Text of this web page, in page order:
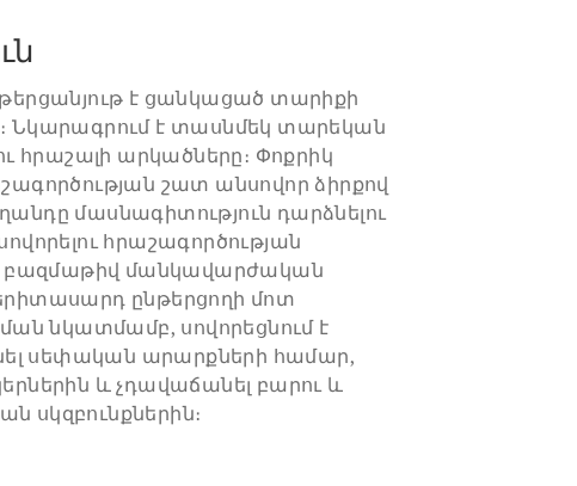
է ցանկացած տարիքի
Նկարագրում է տասնմեկ տարեկան
հրաշալի արկածները։ Փոքրիկ
շատ անսովոր ձիրքով
մասնագիտություն դարձնելու
հրաշագործության
բազմաթիվ մանկավարժական
ընթերցողի մոտ
նկատմամբ, սովորեցնում է
սեփական արարքների համար,
և չդավաճանել բարու և
սկզբունքներին։